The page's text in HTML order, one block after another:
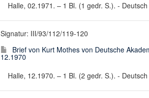
Halle, 02.1971. – 1 Bl. (1 gedr. S.). -
Signatur: III/93/112/119-120
Brief von Kurt Mothes von Deutsche
12.1970
Halle, 12.1970. – 1 Bl. (2 gedr. S.). -